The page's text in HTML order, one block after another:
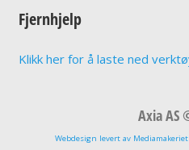
Fjernhjelp
Klikk her for å laste ned
Axia AS
Webdesign levert av